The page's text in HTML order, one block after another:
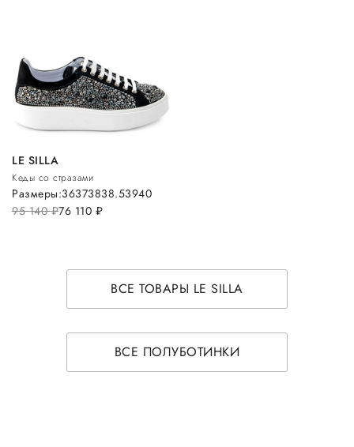
LE SILLA
Кеды со стразами
95 140руб.76 110 руб.
Размеры:36373838.53940
ВСЕ ТОВАРЫ LE SILLA
ВСЕ ПОЛУБОТИНКИ